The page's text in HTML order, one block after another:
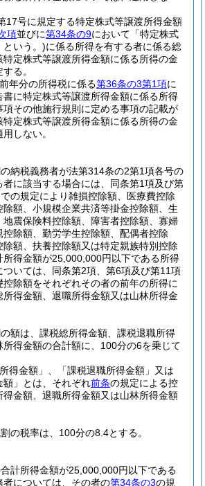
17号に規定する特定株式等譲渡所得金額
項並びに第34条の9において「特定株式
という。)に係る所得を有する者に係る総
特定株式等譲渡所得金額に係る所得の金
る。
年分の所得税に係る第36条の3第1項に
書に特定株式等譲渡所得金額に係る所得
項その他施行規則に定める事項の記載が
特定株式等譲渡所得金額に係る所得の金
しない。
納税義務者が法第314条の2第1項各号の
者に該当する場合には、同条第1項及び第
の規定により雑損控除額、医療費控除
額、小規模企業共済等掛金控除額、生
地震保険料控除額、障害者控除額、寡婦
除額、勤労学生控除額、配偶者控除
額、扶養控除額又は特定親族特別控除
所得金額が25,000,000円以下である所得
ついては、同条第2項、第6項及び第11項
除額をそれぞれその者の前年の所得に
得金額、退職所得金額又は山林所得金
額は、課税総所得金額、課税退職所得
得金額の合計額に、100分の6を乗じて
得金額」、「課税退職所得金額」又は
額」とは、それぞれ前条の規定による控
得金額、退職所得金額又は山林所得金額
の税率は、100分の8.4とする。
計所得金額が25,000,000円以下である
者については、その者の第34条の3の規